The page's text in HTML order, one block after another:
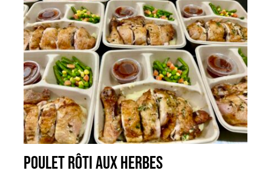
poulet rôti aux herbes